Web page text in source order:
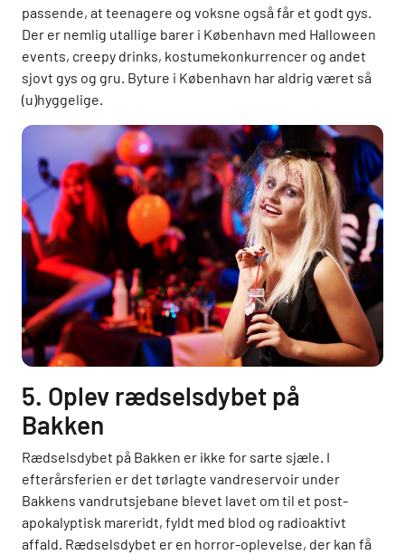
passende, at teenagere og voksne også får et godt gys.
Der er nemlig utallige barer i København med Halloween
events, creepy drinks, kostumekonkurrencer og andet
sjovt gys og gru. Byture i København har aldrig været så
(u)hyggelige.
5. Oplev rædselsdybet på
Bakken
Rædselsdybet på Bakken er ikke for sarte sjæle. I
efterårsferien er det tørlagte vandreservoir under
Bakkens vandrutsjebane blevet lavet om til et post-
apokalyptisk mareridt, fyldt med blod og radioaktivt
affald. Rædselsdybet er en horror-oplevelse, der kan få